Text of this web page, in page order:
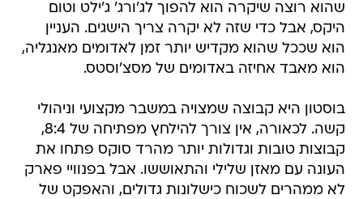
שהוא רוצה שיקרה הוא להפוך לג'ורג' ג'ילט וטום
היקס, אבל כדי שזה לא יקרה צריך הישגים. העניין
הוא שככל שהוא מקדיש יותר זמן לאדומים מאנגליה,
הוא מאבד אחיזה באדומים של מסצ'וסטס.
בוסטון היא קבוצה שמצויה במשבר מקצועי וניהולי
קשה. לכאורה, אין צורך להילחץ מפתיחה של 8:4,
קבוצות טובות וגדולות יותר מהרד סוקס פתחו את
העונה עם מאזן שלילי והתאוששו. אבל בפנוויי פארק
לא ממהרים לשכוח כישלונות גדולים, והאפקט של